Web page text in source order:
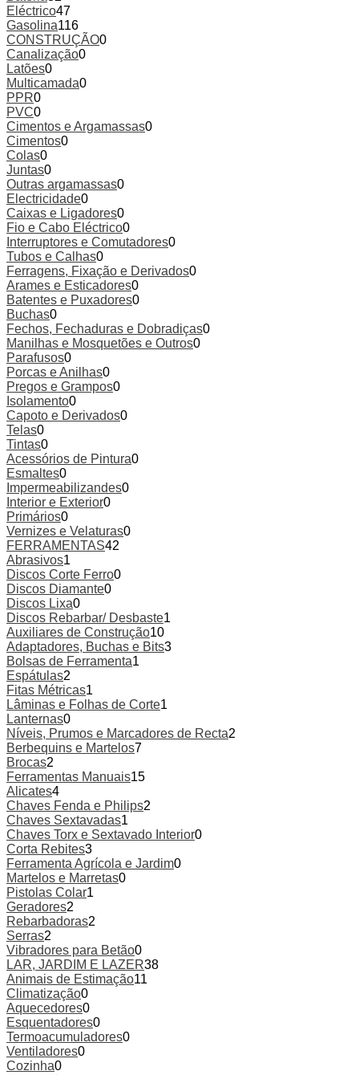
Eléctrico47
Gasolina116
CONSTRUÇÃO0
Canalização0
Latões0
Multicamada0
PPR0
PVC0
Cimentos e Argamassas0
Cimentos0
Colas0
Juntas0
Outras argamassas0
Electricidade0
Caixas e Ligadores0
Fio e Cabo Eléctrico0
Interruptores e Comutadores0
Tubos e Calhas0
Ferragens, Fixação e Derivados0
Arames e Esticadores0
Batentes e Puxadores0
Buchas0
Fechos, Fechaduras e Dobradiças0
Manilhas e Mosquetões e Outros0
Parafusos0
Porcas e Anilhas0
Pregos e Grampos0
Isolamento0
Capoto e Derivados0
Telas0
Tintas0
Acessórios de Pintura0
Esmaltes0
Impermeabilizandes0
Interior e Exterior0
Primários0
Vernizes e Velaturas0
FERRAMENTAS42
Abrasivos1
Discos Corte Ferro0
Discos Diamante0
Discos Lixa0
Discos Rebarbar/ Desbaste1
Auxiliares de Construção10
Adaptadores, Buchas e Bits3
Bolsas de Ferramenta1
Espátulas2
Fitas Métricas1
Lâminas e Folhas de Corte1
Lanternas0
Níveis, Prumos e Marcadores de Recta2
Berbequins e Martelos7
Brocas2
Ferramentas Manuais15
Alicates4
Chaves Fenda e Philips2
Chaves Sextavadas1
Chaves Torx e Sextavado Interior0
Corta Rebites3
Ferramenta Agrícola e Jardim0
Martelos e Marretas0
Pistolas Colar1
Geradores2
Rebarbadoras2
Serras2
Vibradores para Betão0
LAR, JARDIM E LAZER38
Animais de Estimação11
Climatização0
Aquecedores0
Esquentadores0
Termoacumuladores0
Ventiladores0
Cozinha0